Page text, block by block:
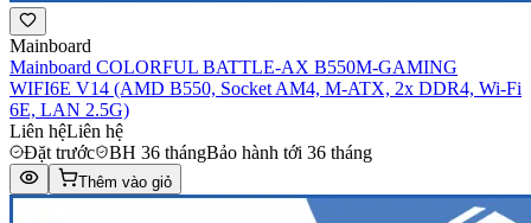
Mainboard
Mainboard COLORFUL BATTLE-AX B550M-GAMING
WIFI6E V14 (AMD B550, Socket AM4, M-ATX, 2x DDR4, Wi-Fi
6E, LAN 2.5G)
Liên hệLiên hệ
Đặt trước
BH 36 thángBảo hành tới 36 tháng
Thêm vào giỏ